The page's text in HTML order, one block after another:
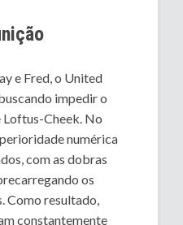
e Fred, o United
impedir o
Cheek. No
numérica
com as dobras
os
Como resultado,
constantemente